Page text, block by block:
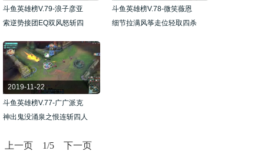
斗鱼英雄榜V.79-浪子彦亚
索逆势接团EQ双风怒斩四
斗鱼英雄榜V.78-微笑薇恩
细节拉满风筝走位轻取四杀
2019-11-22
斗鱼英雄榜V.77-广广派克
神出鬼没涌泉之恨连斩四人
上一页 1/5 下一页